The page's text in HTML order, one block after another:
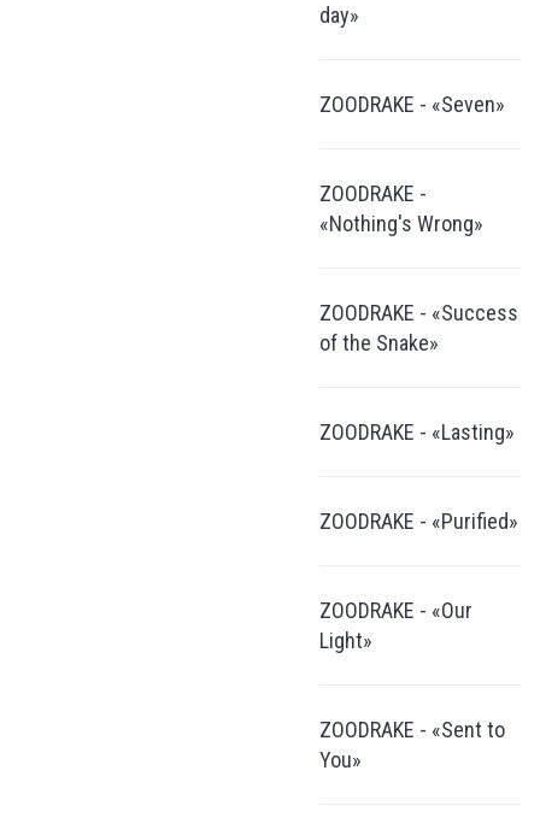
day»
ZOODRAKE - «Seven»
ZOODRAKE -
«Nothing's Wrong»
ZOODRAKE - «Success
of the Snake»
ZOODRAKE - «Lasting»
ZOODRAKE - «Purified»
ZOODRAKE - «Our
Light»
ZOODRAKE - «Sent to
You»